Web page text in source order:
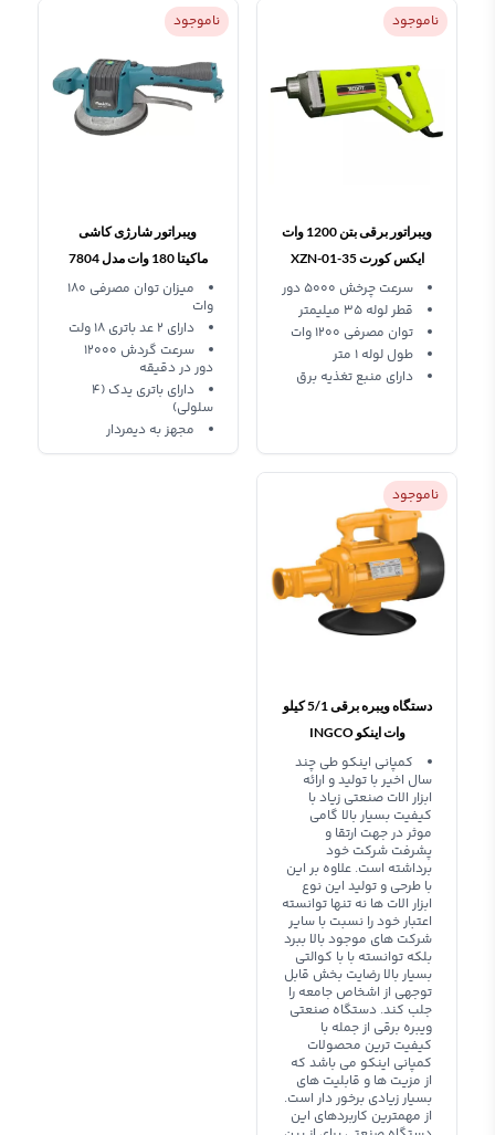
ناموجود
ویبراتور برقی بتن 1200 وات
ایکس کورت XZN-01-35
سرعت چرخش 5000 دور
قطر لوله 35 میلیمتر
توان مصرفی 1200 وات
طول لوله 1 متر
دارای منبع تغذیه برق
ناموجود
ویبراتور شارژی کاشی
ماکیتا 180 وات مدل 7804
میزان توان مصرفی 180
وات
دارای 2 عد باتری 18 ولت
سرعت گردش 12000
دور در دقیقه
دارای باتری یدک (4
سلولی)
مجهز به دیمردار
ناموجود
دستگاه ویبره برقی 5/1 کیلو
وات اینکو INGCO
ROUTER ANGLE
MILLING OVER
EVR2001
کمپانی اینکو طی چند
سال اخیر با تولید و ارائه
ابزار الات صنعتی زیاد با
کیفیت بسیار بالا گامی
موثر در جهت ارتقا و
پشرفت شرکت خود
برداشته است. علاوه بر این
با طرحی و تولید این نوع
ابزار الات ها نه تنها توانسته
اعتبار خود را نسبت با سایر
شرکت های موجود بالا ببرد
بلکه توانسته با با کوالتی
بسیار بالا رضایت بخش قابل
توجهی از اشخاص جامعه را
جلب کند. دستگاه صنعتی
ویبره برقی از جمله با
کیفیت ترین محصولات
کمپانی اینکو می باشد که
از مزیت ها و قابلیت های
بسیار زیادی برخور دار است.
از مهمترین کاربردهای این